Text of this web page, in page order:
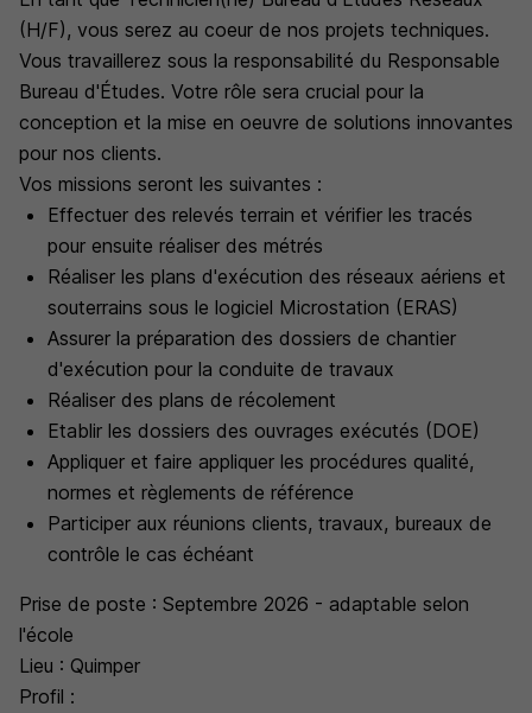
(H/F), vous serez au coeur de nos projets techniques.
Vous travaillerez sous la responsabilité du Responsable
Bureau d'Études. Votre rôle sera crucial pour la
conception et la mise en oeuvre de solutions innovantes
pour nos clients.
Vos missions seront les suivantes :
Effectuer des relevés terrain et vérifier les tracés
pour ensuite réaliser des métrés
Réaliser les plans d'exécution des réseaux aériens et
souterrains sous le logiciel Microstation (ERAS)
Assurer la préparation des dossiers de chantier
d'exécution pour la conduite de travaux
Réaliser des plans de récolement
Etablir les dossiers des ouvrages exécutés (DOE)
Appliquer et faire appliquer les procédures qualité,
normes et règlements de référence
Participer aux réunions clients, travaux, bureaux de
contrôle le cas échéant
Prise de poste : Septembre 2026 - adaptable selon
l'école
Lieu : Quimper
Profil :